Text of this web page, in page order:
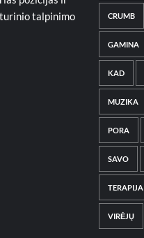
talpinimo
CRUMB
GAMINA
KAD
MUZIKA
PORA
SAVO
TERAPIJA
VIRĖJŲ